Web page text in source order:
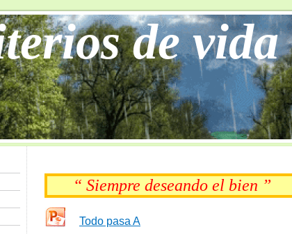
de vida
“ Siempre deseando el bien ”
Todo pasa A